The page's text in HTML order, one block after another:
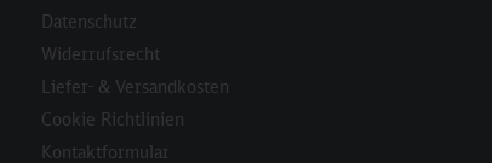
Datenschutz
Widerrufsrecht
Liefer- & Versandkosten
Cookie Richtlinien
Kontaktformular